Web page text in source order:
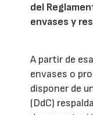
del
envases y
A partir de
envases o
disponer de
(DdC)